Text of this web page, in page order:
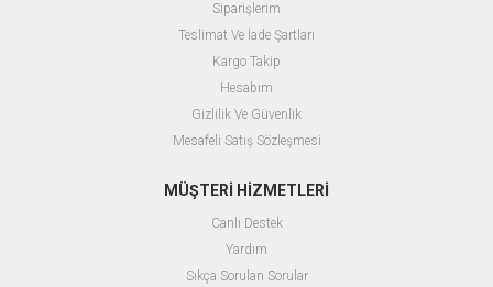
Siparişlerim
Teslimat Ve İade Şartları
Kargo Takip
Hesabım
Gizlilik Ve Güvenlik
Mesafeli Satış Sözleşmesi
MÜŞTERİ HİZMETLERİ
Canlı Destek
Yardım
Sıkça Sorulan Sorular